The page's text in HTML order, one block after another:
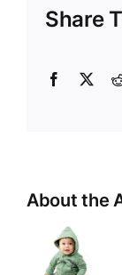
Share
Facebook
X
About the